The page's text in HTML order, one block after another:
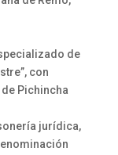
de
con
Pichincha
jurídica,